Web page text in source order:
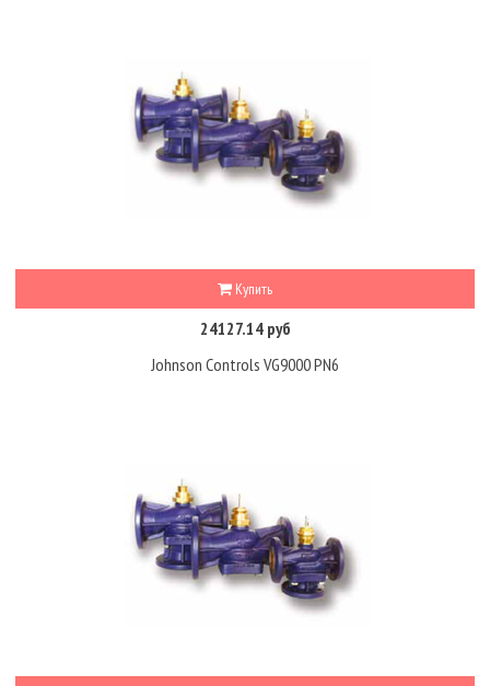
Купить
24127.14 руб
Johnson Controls VG9000 PN6